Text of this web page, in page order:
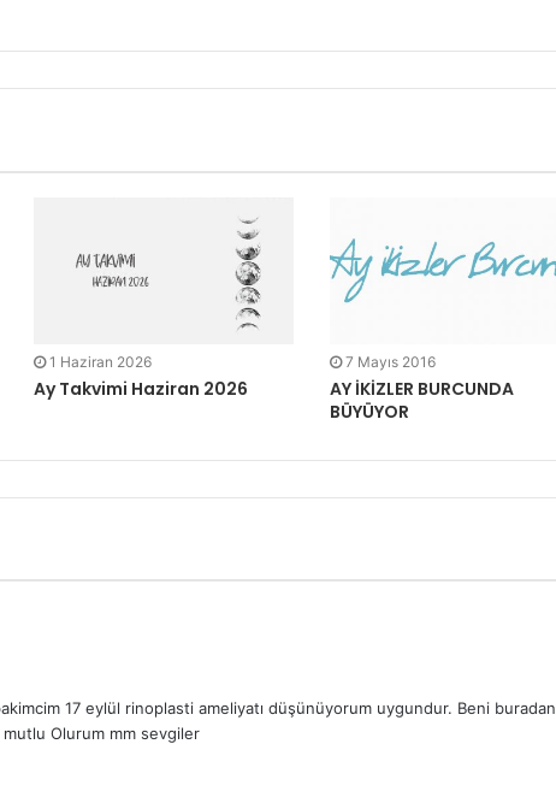
1 Haziran 2026
Ay Takvimi Haziran 2026
7 Mayıs 2016
AY İKİZLER BURCUNDA
BÜYÜYOR
17 eylül rinoplasti ameliyatı düşünüyorum uygundur. Beni buradan
Olurum mm sevgiler